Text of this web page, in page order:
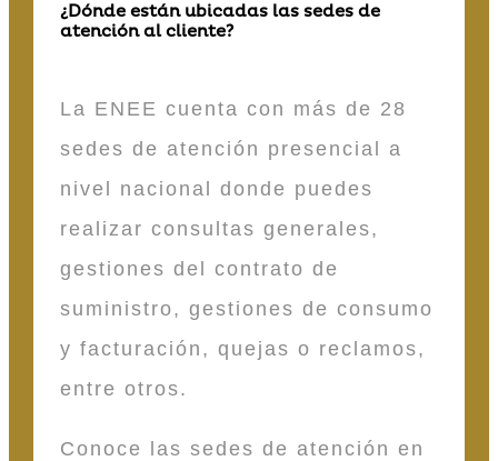
¿Dónde están ubicadas las sedes de
atención al cliente?
La ENEE cuenta con más de 28
sedes de atención presencial a
nivel nacional donde puedes
realizar consultas generales,
gestiones del contrato de
suministro, gestiones de consumo
y facturación, quejas o reclamos,
entre otros.
Conoce las sedes de atención en